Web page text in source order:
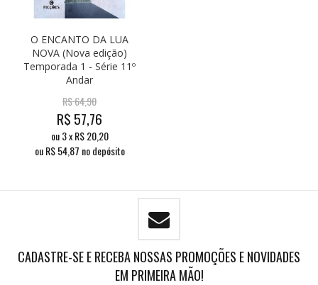
O ENCANTO DA LUA
NOVA (Nova edição)
Temporada 1 - Série 11º
Andar
R$64,90
R$ 57,76
ou3x R$20,20
ou R$54,87 no depósito
CADASTRE-SE E RECEBA NOSSAS PROMOÇÕES E NOVIDADES
EM PRIMEIRA MÃO!